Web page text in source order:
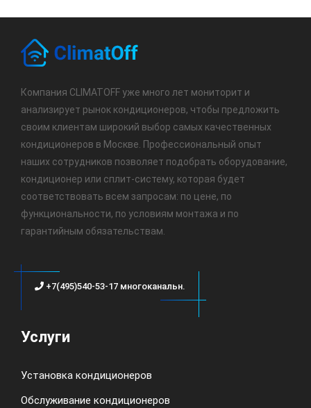
Компания CLIMATOFF уже много лет мониторит и
анализирует рынок кондиционеров, чтобы предложить
своим клиентам широкий выбор самых качественных
кондиционеров в Москве. Профессиональный опыт
наших сотрудников позволяет подобрать оборудование,
кондиционер или сплит-систему, которая будет
соответствовать всем запросам: по цене, по
функциональности, по условиям монтажа и по
гарантийным обязательствам.
+7(495)540-53-17 многоканальн.
Услуги
Установка кондиционеров
Обслуживание кондиционеров